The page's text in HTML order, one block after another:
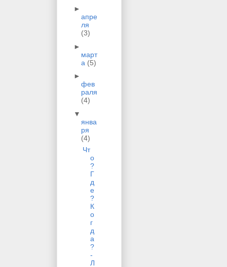
►
апре
ля
(3)
►
март
а (5)
►
фев
раля
(4)
▼
янва
ря
(4)
Чт
о
?
Г
д
е
?
К
о
г
д
а
?
-
Л